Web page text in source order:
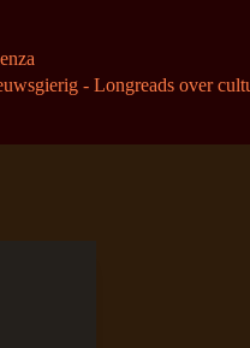
- Longreads over